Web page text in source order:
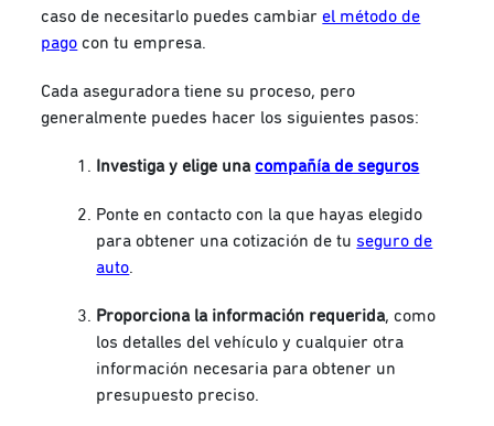
caso de necesitarlo puedes cambiarel método de
pago con tu empresa.
Cada aseguradora tiene su proceso, pero
generalmente puedes hacer los siguientes pasos:
Investiga y elige una compañía de seguros
Ponte en contacto con la que hayas elegido
para obtener una cotización de tuseguro de
auto.
Proporciona la información requerida, como
los detalles del vehículo y cualquier otra
información necesaria para obtener un
presupuesto preciso.